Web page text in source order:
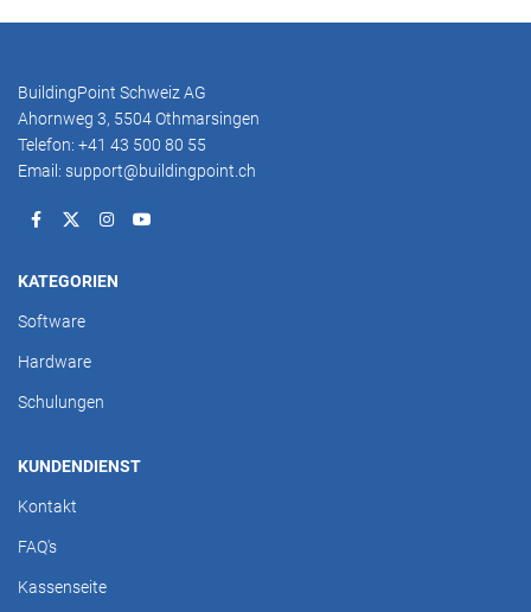
BuildingPoint Schweiz AG
Ahornweg 3, 5504 Othmarsingen
Telefon: +41 43 500 80 55
Email: support@buildingpoint.ch
KATEGORIEN
Software
Hardware
Schulungen
KUNDENDIENST
Kontakt
FAQ's
Kassenseite